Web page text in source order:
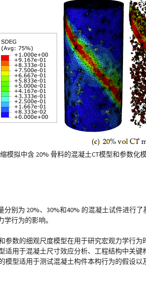
模拟中含 20% 骨料的混凝土CT模型和参数化
分别为 20%、30%和40% 的混凝土试件进行
行为的影响。
参数的细观尺度模型在用于研究宏观力学行
适用于混凝土尺寸效应分析、工程结构中关键
模型适用于测试混凝土构件本构行为的假设